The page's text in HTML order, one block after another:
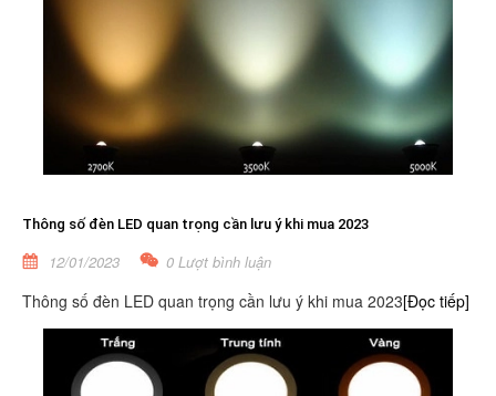
Thông số đèn LED quan trọng cần lưu ý khi mua 2023
12/01/2023 0 Lượt bình luận
Thông số đèn LED quan trọng cần lưu ý khi mua 2023[Đọc tiếp]